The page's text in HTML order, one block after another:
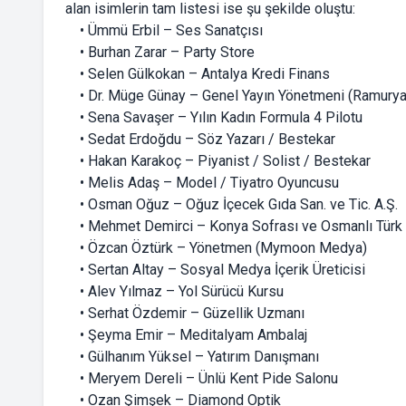
alan isimlerin tam listesi ise şu şekilde oluştu:
• Ümmü Erbil – Ses Sanatçısı
• Burhan Zarar – Party Store
• Selen Gülkokan – Antalya Kredi Finans
• Dr. Müge Günay – Genel Yayın Yönetmeni
• Sena Savaşer – Yılın Kadın Formula 4 Pilotu
• Sedat Erdoğdu – Söz Yazarı / Bestekar
• Hakan Karakoç – Piyanist / Solist / Bestekar
• Melis Adaş – Model / Tiyatro Oyuncusu
• Osman Oğuz – Oğuz İçecek Gıda San. ve Tic. A.Ş.
• Mehmet Demirci – Konya Sofrası ve Osmanlı Türk
• Özcan Öztürk – Yönetmen (Mymoon Medya)
• Sertan Altay – Sosyal Medya İçerik Üreticisi
• Alev Yılmaz – Yol Sürücü Kursu
• Serhat Özdemir – Güzellik Uzmanı
• Şeyma Emir – Meditalyam Ambalaj
• Gülhanım Yüksel – Yatırım Danışmanı
• Meryem Dereli – Ünlü Kent Pide Salonu
• Ozan Şimşek – Diamond Optik